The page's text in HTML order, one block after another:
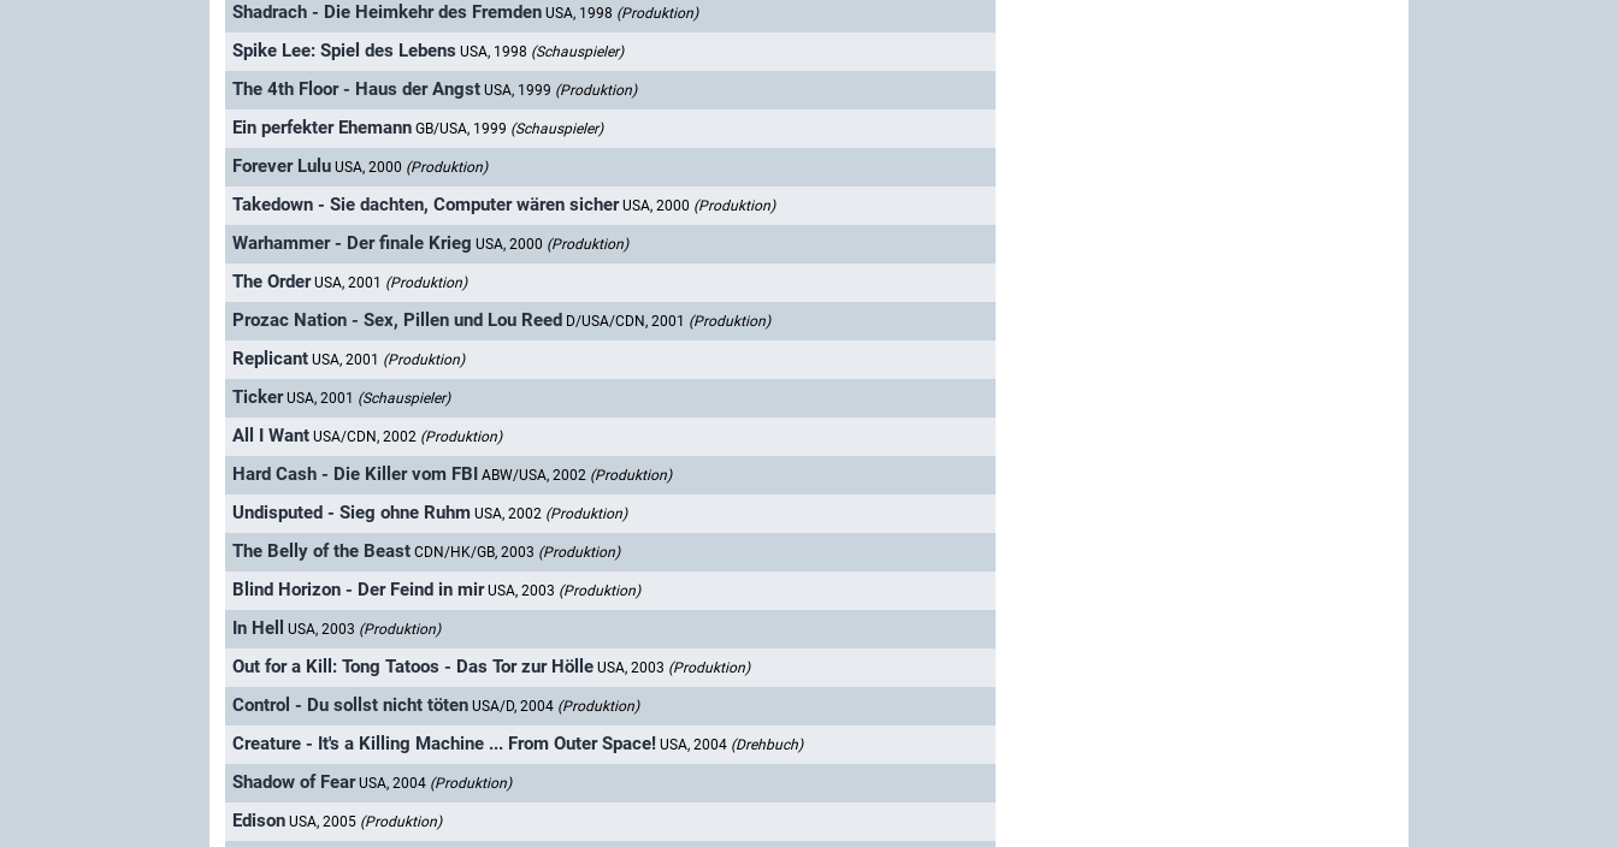
Shadrach - Die Heimkehr des Fremden USA, 1998 (Produktion)
Spike Lee: Spiel des Lebens USA, 1998 (Schauspieler)
The 4th Floor - Haus der Angst USA, 1999 (Produktion)
Ein perfekter Ehemann GB/USA, 1999 (Schauspieler)
Forever Lulu USA, 2000 (Produktion)
Takedown - Sie dachten, Computer wären sicher USA, 2000 (Produktion)
Warhammer - Der finale Krieg USA, 2000 (Produktion)
The Order USA, 2001 (Produktion)
Prozac Nation - Sex, Pillen und Lou Reed D/USA/CDN, 2001 (Produktion)
Replicant USA, 2001 (Produktion)
Ticker USA, 2001 (Schauspieler)
All I Want USA/CDN, 2002 (Produktion)
Hard Cash - Die Killer vom FBI ABW/USA, 2002 (Produktion)
Undisputed - Sieg ohne Ruhm USA, 2002 (Produktion)
The Belly of the Beast CDN/HK/GB, 2003 (Produktion)
Blind Horizon - Der Feind in mir USA, 2003 (Produktion)
In Hell USA, 2003 (Produktion)
Out for a Kill: Tong Tatoos - Das Tor zur Hölle USA, 2003 (Produktion)
Control - Du sollst nicht töten USA/D, 2004 (Produktion)
Creature - It's a Killing Machine ... From Outer Space! USA, 2004 (Drehbuch)
Shadow of Fear USA, 2004 (Produktion)
Edison USA, 2005 (Produktion)